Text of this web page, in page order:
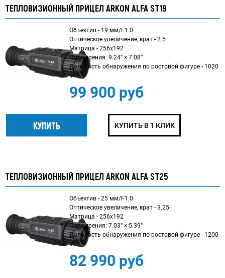
ТЕПЛОВИЗИОННЫЙ ПРИЦЕЛ ARKON ALFA ST19
Объектив - 19 мм/F1.0
Оптическое увеличение, крат - 2.5
Матрица - 256x192
Поле зрения: 9.24° × 7.08°
Дальность обнаружения по ростовой фигуре - 1020
м
99 900 руб
КУПИТЬ В 1 КЛИК
ТЕПЛОВИЗИОННЫЙ ПРИЦЕЛ ARKON ALFA ST25
Объектив - 25 мм/F1.0
Оптическое увеличение, крат - 3.25
Матрица - 256x192
Поле зрения: 7.03° × 5.39°
Дальность обнаружения по ростовой фигуре - 1200
м
82 990 руб